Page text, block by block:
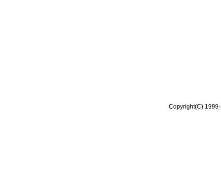
Copyright(C)